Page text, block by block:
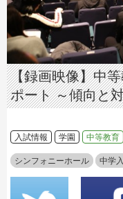
【録画映像】中
ポート ～傾向と
入試情報 学園 中等教育
シンフォニーホール 中学